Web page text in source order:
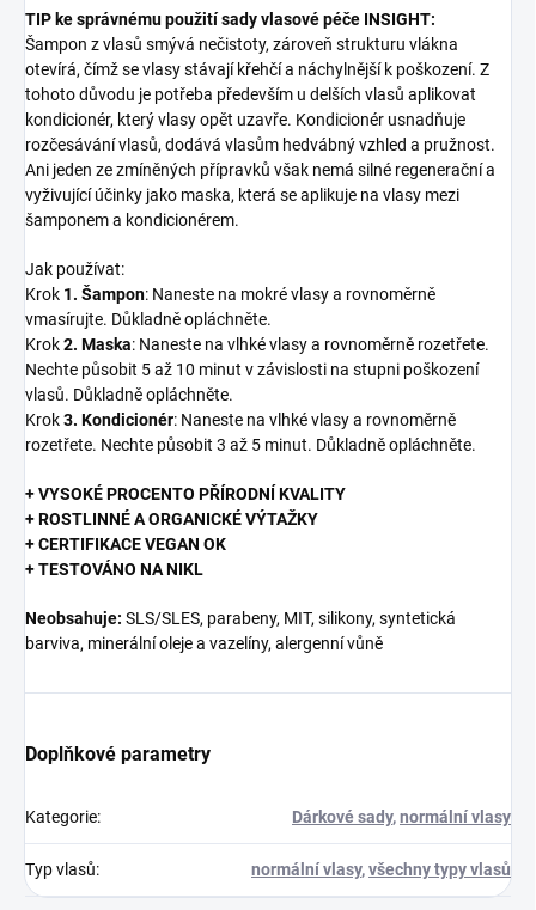
TIP ke správnému použití sady vlasové péče INSIGHT:
Šampon z vlasů smývá nečistoty, zároveň strukturu vlákna
otevírá, čímž se vlasy stávají křehčí a náchylnější k poškození. Z
tohoto důvodu je potřeba především u delších vlasů aplikovat
kondicionér, který vlasy opět uzavře. Kondicionér usnadňuje
rozčesávání vlasů, dodává vlasům hedvábný vzhled a pružnost.
Ani jeden ze zmíněných přípravků však nemá silné regenerační a
vyživující účinky jako maska, která se aplikuje na vlasy mezi
šamponem a kondicionérem.
Jak používat:
Krok 1. Šampon: Naneste na mokré vlasy a rovnoměrně
vmasírujte. Důkladně opláchněte.
Krok2. Maska: Naneste na vlhké vlasy a rovnoměrně rozetřete.
Nechte působit 5 až 10 minut v závislosti na stupni poškození
vlasů. Důkladně opláchněte.
Krok3. Kondicionér: Naneste na vlhké vlasy a rovnoměrně
rozetřete. Nechte působit 3 až 5 minut. Důkladně opláchněte.
+ VYSOKÉ PROCENTO PŘÍRODNÍ KVALITY
+ ROSTLINNÉ A ORGANICKÉ VÝTAŽKY
+ CERTIFIKACE VEGAN OK
+ TESTOVÁNO NA NIKL
Neobsahuje: SLS/SLES, parabeny, MIT, silikony, syntetická
barviva, minerální oleje a vazelíny, alergenní vůně
Doplňkové parametry
Kategorie: Dárkové sady,normální vlasy
Typ vlasů: normální vlasy,všechny typy vlasů